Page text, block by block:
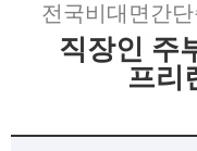
전국비대면간
직장인 주
프리